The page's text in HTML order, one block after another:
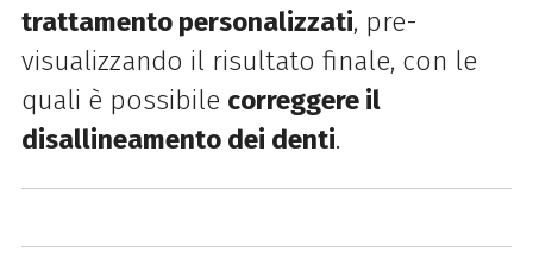
trattamento personalizzati, pre-
visualizzando il risultato finale, con le
quali è possibile correggere il
disallineamento dei denti.